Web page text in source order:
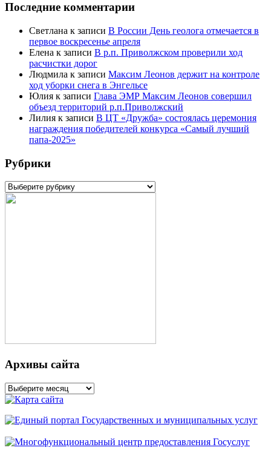
Последние комментарии
Светлана к записи В России День геолога отмечается в
первое воскресенье апреля
Елена к записи В р.п. Приволжском проверили ход
расчистки дорог
Людмила к записи Максим Леонов держит на контроле
ход уборки снега в Энгельсе
Юлия к записи Глава ЭМР Максим Леонов совершил
объезд территорий р.п.Приволжский
Лилия к записи В ЦТ «Дружба» состоялась церемония
награждения победителей конкурса «Самый лучший
папа-2025»
Рубрики
Рубрики
Архивы сайта
Архивы
сайта